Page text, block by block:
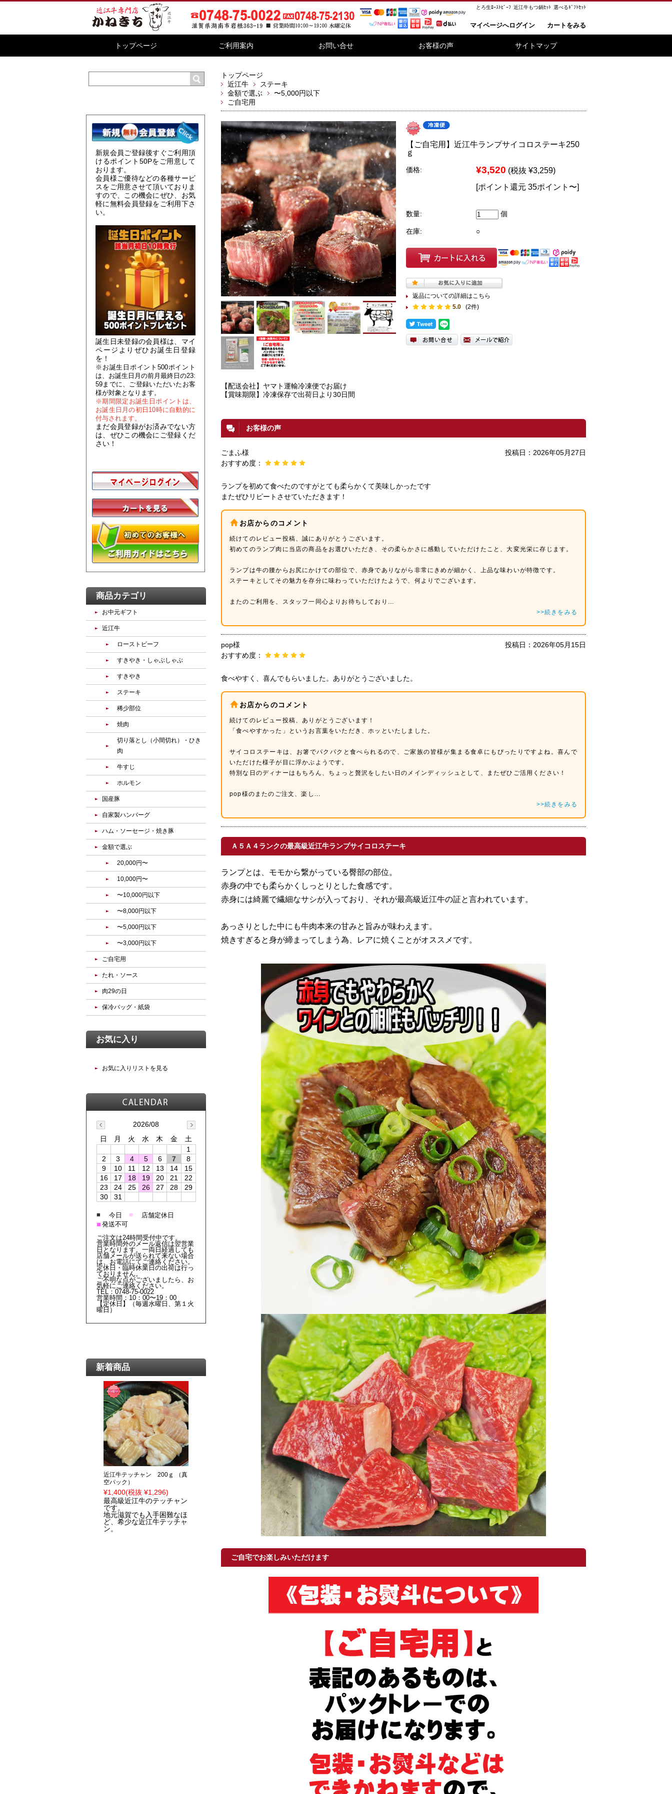
とろ生ﾛｰｽﾄﾋﾞｰﾌ 近江牛もつ鍋ｾｯﾄ 選べるｷﾞﾌﾄｾｯﾄ
マイページへログイン カートをみる
トップページ ご利用案内 お問い合せ お客様の声 サイトマップ
トップページ
近江牛
ステーキ
金額で選ぶ
〜5,000円以下
ご自宅用
【ご自宅用】近江牛ランプサイコロステーキ250
ｇ
価格: ¥3,520 (税抜 ¥3,259)
[ポイント還元 35ポイント〜]
数量: 個
在庫: ○
返品についての詳細はこちら
5.0
(2件)
【配送会社】ヤマト運輸冷凍便でお届け
【賞味期限】冷凍保存で出荷日より30日間
お客様の声
ごまふ様 投稿日： 2026年05月27日
おすすめ度：
ランプを初めて食べたのですがとても柔らかくて美味しかったです
またぜひリピートさせていただきます！
お店からのコメント
続けてのレビュー投稿、誠にありがとうございます。
初めてのランプ肉に当店の商品をお選びいただき、その柔らかさに感動していただけたこと、大変光栄に存じます。
ランプは牛の腰からお尻にかけての部位で、赤身でありながら非常にきめが細かく、上品な味わいが特徴です。
ステーキとしてその魅力を存分に味わっていただけたようで、何よりでございます。
またのご利用を、スタッフ一同心よりお待ちしており ...
>>続きをみる
pop様 投稿日： 2026年05月15日
おすすめ度：
食べやすく、喜んでもらいました。ありがとうございました。
お店からのコメント
続けてのレビュー投稿、ありがとうございます！
「食べやすかった」というお言葉をいただき、ホッといたしました。
サイコロステーキは、お箸でパクパクと食べられるので、ご家族の皆様が集まる食卓にもぴったりですよね。喜んで
いただけた様子が目に浮かぶようです。
特別な日のディナーはもちろん、ちょっと贅沢をしたい日のメインディッシュとして、またぜひご活用ください！
pop様のまたのご注文、楽し ...
>>続きをみる
Ａ５Ａ４ランクの最高級近江牛ランプサイコロステーキ
ランプとは、モモから繋がっている臀部の部位。
赤身の中でも柔らかくしっとりとした食感です。
赤身には綺麗で繊細なサシが入っており、それが最高級近江牛の証と言われています。
あっさりとした中にも牛肉本来の甘みと旨みが味わえます。
焼きすぎると身が締まってしまう為、レアに焼くことがオススメです。
ご自宅でお楽しみいただけます
新規会員ご登録後すぐご利用頂
けるポイント 50Pをご用意して
おります。
会員様ご優待などの各種サービ
スをご用意させて頂いておりま
すので、この機会にぜひ、お気
軽に無料会員登録をご利用下さ
い。
誕生日未登録の会員様は、マイ
ページよりぜひお誕生日登録
を！
※お誕生日ポイント500ポイント
は、お誕生日月の前月最終日の23:
59までに、ご登録いただいたお客
様が対象となります。
※期間限定お誕生日ポイントは、
お誕生日月の初日10時に自動的に
付与されます。
まだ会員登録がお済みでない方
は、ぜひこの機会にご登録くだ
さい！
商品カテゴリ
お中元ギフト
近江牛
ローストビーフ
すきやき・しゃぶしゃぶ
すきやき
ステーキ
稀少部位
焼肉
切り落とし（小間切れ）・ひき
肉
牛すじ
ホルモン
国産豚
自家製ハンバーグ
ハム・ソーセージ・焼き豚
金額で選ぶ
20,000円〜
10,000円〜
〜10,000円以下
〜8,000円以下
〜5,000円以下
〜3,000円以下
ご自宅用
たれ・ソース
肉29の日
保冷バッグ・紙袋
お気に入り
お気に入りリストを見る
2026/08
日
月 火 水 木 金
土
1
2
3 4 5 6 7
8
9
10 11 12 13 14
15
16
17 18 19 20 21
22
23
24 25 26 27 28
29
30
31
■ 今日 ■ 店舗定休日
■発送不可
ご注文は24時間受付中です。
営業時間外のメール返信は翌営業
日となります。一両日経過しても
店舗メールが送られて来ない場合
は、お電話にてご連絡ください。
定休日・臨時休業日の出荷は行っ
ておりません。
ご不明な点がございましたら、お
気軽にご連絡ください。
TEL：0748-75-0022
営業時間：10：00〜19：00
【定休日】（毎週水曜日、第１火
曜日）
新着商品
近江牛テッチャン 200ｇ （真
空パック）
¥1,400(税抜 ¥1,296)
最高級近江牛のテッチャン
です。
地元滋賀でも入手困難なほ
ど、希少な近江牛テッチャ
ン。